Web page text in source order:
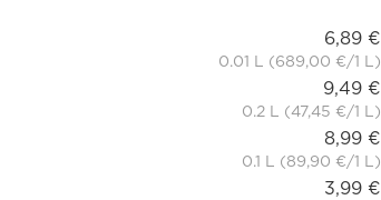
6,89 €
0.01 L (689,00 €/1 L)
9,49 €
0.2 L (47,45 €/1 L)
8,99 €
0.1 L (89,90 €/1 L)
3,99 €